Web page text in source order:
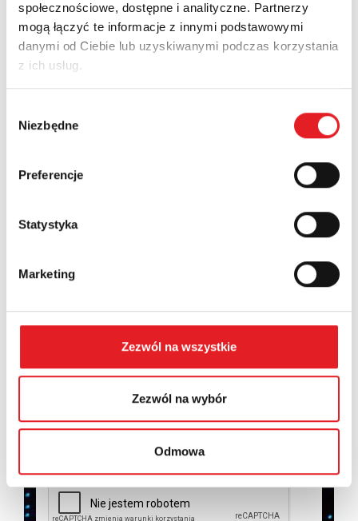
społecznościowe, dostępne i analityczne. Partnerzy
mogą łączyć te informacje z innymi podstawowymi
danymi od Ciebie lub uzyskiwanymi podczas korzystania
z ich usług.
zgody
Niezbędne
Preferencje
Statystyka
Marketing
Zezwól na wszystkie
Zezwól na wybór
Odmowa
Numer telefonu:
Województwo:
Wyrażam zgodę na przetwarzanie moich danych
osobowych przez Relpol S.A. Więcej informacji na
temat przetwarzania danych osobowych w
Zapoznałem z treściąPolityki Prywatności